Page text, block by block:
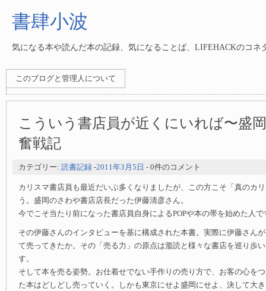
書肆小波
気になる本や読んだ本の記録、気になることば、LIFEHACKのコネ
このブログと管理人について
こういう書店員が近くにいれば〜盛
奮戦記
カテゴリー: 読書記録 -2011年3月5日 - 0件のコメント
カリスマ書店員も最近だいぶ多くなりましたが、この方こそ「真のカ
う。盛岡のさわや書店店長だった伊藤清彦さん。
今でこそ当たり前になった書店員自身によるPOPや本の帯を始めた人で
その伊藤さんのインタビューを基に構成された本書。実際に伊藤さん
て売ってきたか。その「売る力」の原点は濫読と様々な書店を巡り歩
す。
そして本を売る姿勢。お仕着せでない手作りの売り方で、お客の心を
た本はどしどし売っていく。しかも東京にせよ盛岡にせよ、決して大